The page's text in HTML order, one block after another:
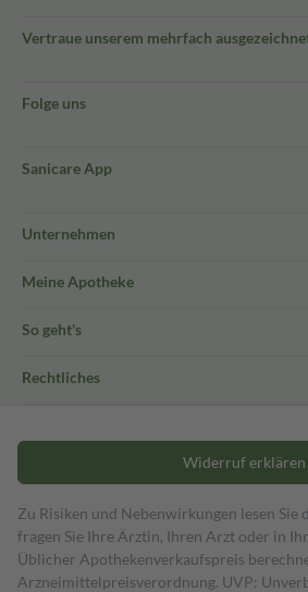
Vertraue unserem mehrfach
Folge uns
Sanicare App
Unternehmen
Meine Apotheke
So geht's
Rechtliches
Widerruf erklären
Zu Risiken und Nebenwirkungen lesen Sie
fragen Sie Ihre Ärztin, Ihren Arzt oder in
Üblicher Apothekenverkaufspreis
Arzneimittelpreisverordnung. UVP: